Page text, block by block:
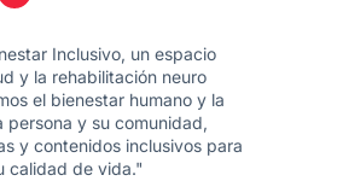
Inclusivo, un espacio
y la rehabilitación neuro
el bienestar humano y la
persona y su comunidad,
y contenidos inclusivos para
calidad de vida."